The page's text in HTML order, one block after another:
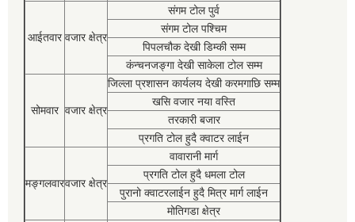
आईतवार वजार क्षेत्र
संगम टोल पुर्व
संगम टोल पश्चिम
पिपलचौक देखी डिम्की सम्म
कंन्चनजङ्गा देखी साकेला टोल सम्म
सोमवार वजार क्षेत्र
जिल्ला प्रशासन कार्यलय देखी करमगाछि सम्म
खसि वजार नया वस्ति
तरकारी बजार
प्रगति टोल हुदै क्वाटर लाईन
मङ्गलवारवजार क्षेत्र
वावारानी मार्ग
प्रगति टोल हुदै धमला टोल
पुरानो क्वाटरलाईन हुदै मित्र मार्ग लाईन
मोतिगडा क्षेत्र